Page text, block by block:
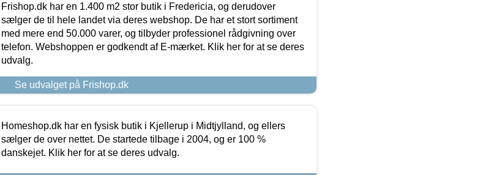
Frishop.dk har en 1.400 m2 stor butik i Fredericia, og derudover
sælger de til hele landet via deres webshop. De har et stort sortiment
med mere end 50.000 varer, og tilbyder professionel rådgivning over
telefon. Webshoppen er godkendt af E-mærket. Klik her for at se deres
udvalg.
Se udvalget på Frishop.dk
Homeshop.dk har en fysisk butik i Kjellerup i Midtjylland, og ellers
sælger de over nettet. De startede tilbage i 2004, og er 100 %
danskejet. Klik her for at se deres udvalg.